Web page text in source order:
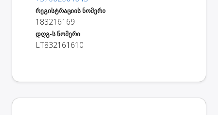
რეგისტრაციის ნომერი
183216169
დღგ-ს ნომერი
LT832161610